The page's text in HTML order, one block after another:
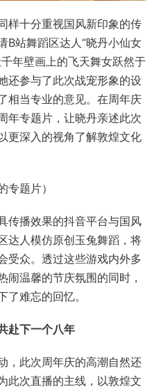
样十分重视国风新印象的传
B站舞蹈区达人“晓丹小仙女
年壁画上的飞天舞女跃然于
还参与了此次战宠形象的设
相当专业的意见。在周年庆
年专题片，让晓丹亲述此次
更深入的视角了解敦煌文化
专题片）
传播效果的抖音平台与国风
达人模仿原创玉兔舞蹈，将
受众。透过这些游戏内外多
闹温馨的节庆氛围的同时，
难忘的回忆。
赴下一个八年
，此次周年庆的高潮自然还
此次直播的主线，以敦煌文